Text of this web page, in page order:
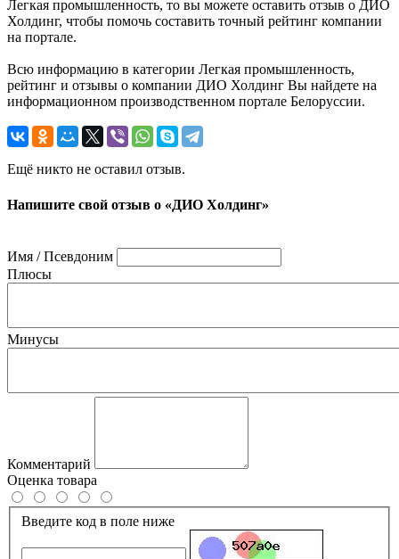
Легкая промышленность, то вы можете оставить отзыв о ДИО
Холдинг, чтобы помочь составить точный рейтинг компании
на портале.
Всю информацию в категории Легкая промышленность,
рейтинг и отзывы о компании ДИО Холдинг Вы найдете на
информационном производственном портале Белоруссии.
Ещё никто не оставил отзыв.
Напишите свой отзыв о «ДИО Холдинг»
Имя / Псевдоним
Плюсы
Минусы
Комментарий
Оценка товара
Введите код в поле ниже